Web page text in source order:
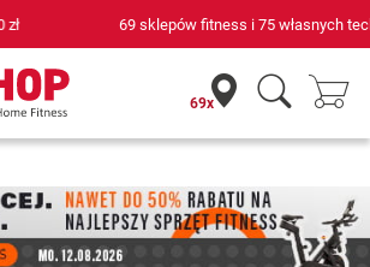
i 75 własnych techników serwisowych
69x